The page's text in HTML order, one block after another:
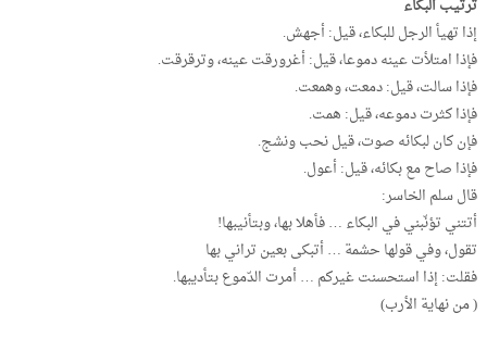
ترتيب البكاء
إذا تهيأ الرجل للبكاء، قيل: أجهش.
فإذا امتلأت عينه دموعا، قيل: أغرورقت عينه، وترقرقت.
فإذا سالت، قيل: دمعت، وهمعت.
فإذا كثرت دموعه، قيل: همت.
فإن كان لبكائه صوت، قيل نحب ونشج.
فإذا صاح مع بكائه، قيل: أعول.
قال سلم الخاسر:
أتتني تؤنّبني في البكاء … فأهلا بها، وبتأنيبها!
تقول، وفي قولها حشمة … أتبكى بعين تراني بها
فقلت: إذا استحسنت غيركم … أمرت الدّموع بتأديبها.
( من نهاية الأرب)